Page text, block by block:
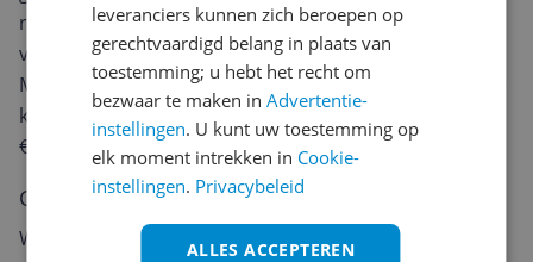
review. Afhankelijk van de details duurt het schrijven
van een review gemiddeld tussen de 3 en 10 minuten.
Met jouw mening help je andere bezoekers een betere
keuze te maken én maak je iedere maand kans op
€250,-!
Klik hier voor de actievoorwaarden.
Cijfer
Welk cijfer geef jij dit product?
leveranciers kunnen zich beroepen op
gerechtvaardigd belang in plaats van
toestemming; u hebt het recht om
bezwaar te maken inAdvertentie-
instellingen. U kunt uw toestemming op
elk moment intrekken in Cookie-
instellingen. Privacybeleid
ALLES ACCEPTEREN